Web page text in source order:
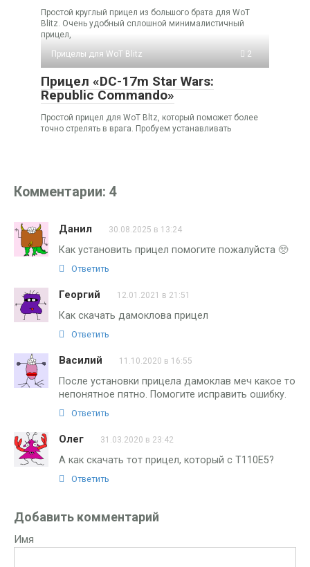
Простой круглый прицел из большого брата для WoT
Blitz. Очень удобный сплошной минималистичный
прицел,
Прицелы для WoT Blitz
2
Прицел «DC-17m Star Wars:
Republic Commando»
Простой прицел для WoT Bltz, который поможет более
точно стрелять в врага. Пробуем устанавливать
Комментарии: 4
Данил 30.08.2025 в 13:24
Как установить прицел помогите пожалуйста 🥺
Ответить
Георгий 12.01.2021 в 21:51
Как скачать дамоклова прицел
Ответить
Василий 11.10.2020 в 16:55
После установки прицела дамоклав меч какое то
непонятное пятно. Помогите исправить ошибку.
Ответить
Олег 31.03.2020 в 23:42
А как скачать тот прицел, который с T110E5?
Ответить
Добавить комментарий
Имя